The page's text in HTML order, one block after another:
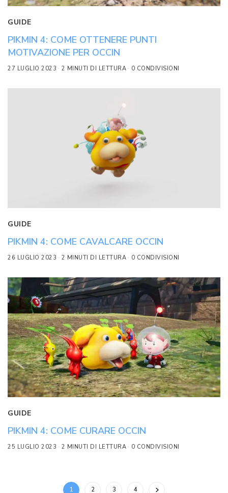
GUIDE
PIKMIN 4: COME OTTENERE PUNTI
MOTIVAZIONE PER OCCIN
27 LUGLIO 2023 2 MINUTI DI LETTURA 0 CONDIVISIONI
GUIDE
PIKMIN 4: COME CAVALCARE OCCIN
26 LUGLIO 2023 2 MINUTI DI LETTURA 0 CONDIVISIONI
GUIDE
PIKMIN 4: COME CURARE OCCIN
25 LUGLIO 2023 2 MINUTI DI LETTURA 0 CONDIVISIONI
1 2 3 4